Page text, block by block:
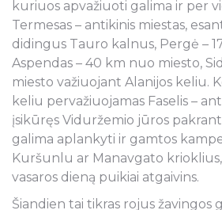
kuriuos apvažiuoti galima ir per
Termesas – antikinis miestas,
didingus Tauro kalnus, Pergė –
Aspendas – 40 km nuo miesto,
miesto važiuojant Alanijos keliu.
keliu pervažiuojamas Faselis –
įsikūręs Viduržemio jūros
galima aplankyti ir gamtos
Kuršunlu ar Manavgato
vasaros dieną puikiai atgaivins.
Šiandien tai tikras rojus žavingos